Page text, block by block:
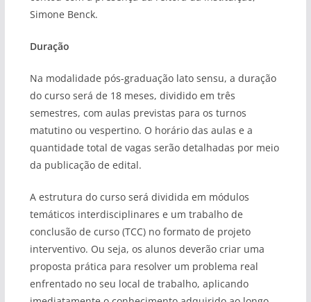
Simone Benck.
Duração
Na modalidade pós-graduação lato sensu, a duração
do curso será de 18 meses, dividido em três
semestres, com aulas previstas para os turnos
matutino ou vespertino. O horário das aulas e a
quantidade total de vagas serão detalhadas por meio
da publicação de edital.
A estrutura do curso será dividida em módulos
temáticos interdisciplinares e um trabalho de
conclusão de curso (TCC) no formato de projeto
interventivo. Ou seja, os alunos deverão criar uma
proposta prática para resolver um problema real
enfrentado no seu local de trabalho, aplicando